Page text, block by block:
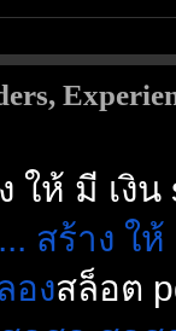
ให้ มี เงิน
สร้าง
องสล็อต